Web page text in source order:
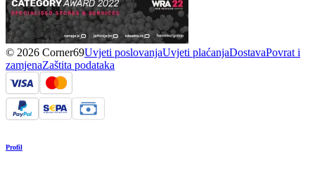
© 2026 Corner69Uvjeti poslovanjaUvjeti plaćanjaDostavaPovrat i
zamjenaZaštita podataka
Profil